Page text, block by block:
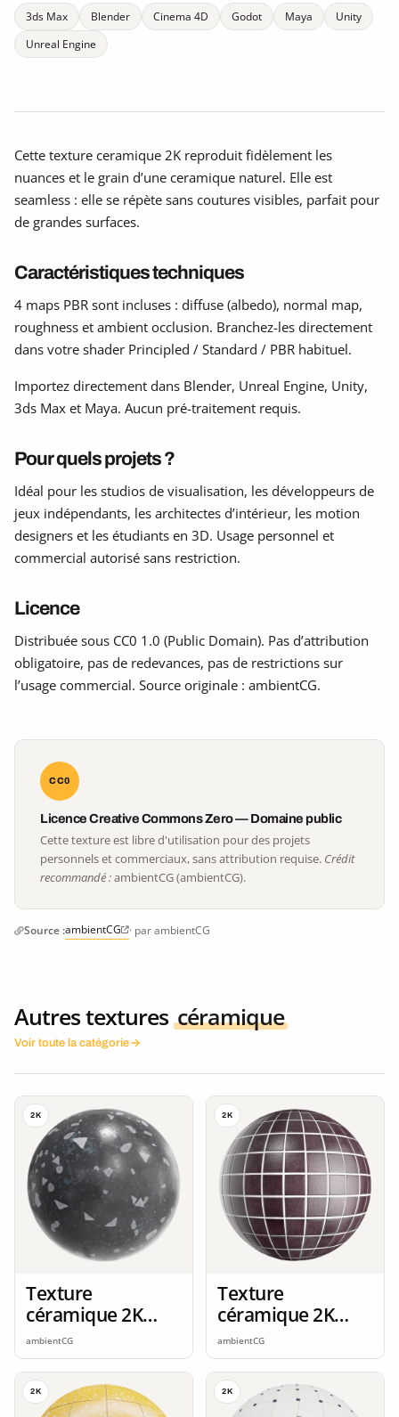
3ds Max Blender Cinema 4D Godot Maya
Unity
Unreal Engine
Cette texture ceramique 2K reproduit fidèlement les
nuances et le grain d’une ceramique naturel. Elle est
seamless : elle se répète sans coutures visibles, parfait pour
de grandes surfaces.
Caractéristiques techniques
4 maps PBR sont incluses : diffuse (albedo), normal map,
roughness et ambient occlusion. Branchez-les directement
dans votre shader Principled / Standard / PBR habituel.
Importez directement dans Blender, Unreal Engine, Unity,
3ds Max et Maya. Aucun pré-traitement requis.
Pour quels projets ?
Idéal pour les studios de visualisation, les développeurs de
jeux indépendants, les architectes d’intérieur, les motion
designers et les étudiants en 3D. Usage personnel et
commercial autorisé sans restriction.
Licence
Distribuée sous CC0 1.0 (Public Domain). Pas d’attribution
obligatoire, pas de redevances, pas de restrictions sur
l’usage commercial. Source originale : ambientCG.
CC0
Licence Creative Commons Zero — Domaine public
Cette texture est libre d'utilisation pour des projets
personnels et commerciaux, sans attribution requise. Crédit
recommandé :ambientCG (ambientCG).
Source :ambientCG · par ambientCG
Autres textures céramique
Voir toute la catégorie
2K
Texture
céramique 2K
seamless
ambientCG
2K
Texture
céramique 2K
seamless
ambientCG
2K 2K